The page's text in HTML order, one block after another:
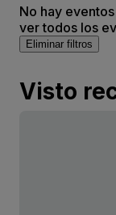
No hay
ver todos los
Eliminar filtros
Visto